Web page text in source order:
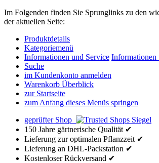
Im Folgenden finden Sie Sprunglinks zu den
der aktuellen Seite:
Produktdetails
Kategoriemenü
Informationen und Service Informationen
Suche
im Kundenkonto anmelden
Warenkorb Überblick
zur Startseite
zum Anfang dieses Menüs springen
geprüfter Shop
150 Jahre gärtnerische Qualität ✔
Lieferung zur optimalen Pflanzzeit ✔
Lieferung an DHL-Packstation ✔
Kostenloser Rückversand ✔